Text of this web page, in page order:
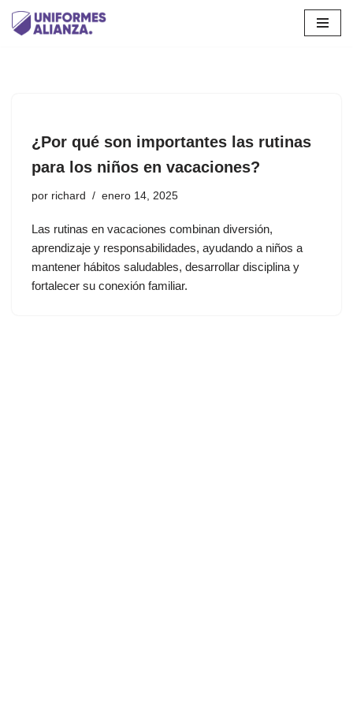
¿Por qué son importantes las rutinas
para los niños en vacaciones?
por richard enero 14, 2025
Las rutinas en vacaciones combinan diversión,
aprendizaje y responsabilidades, ayudando a niños a
mantener hábitos saludables, desarrollar disciplina y
fortalecer su conexión familiar.